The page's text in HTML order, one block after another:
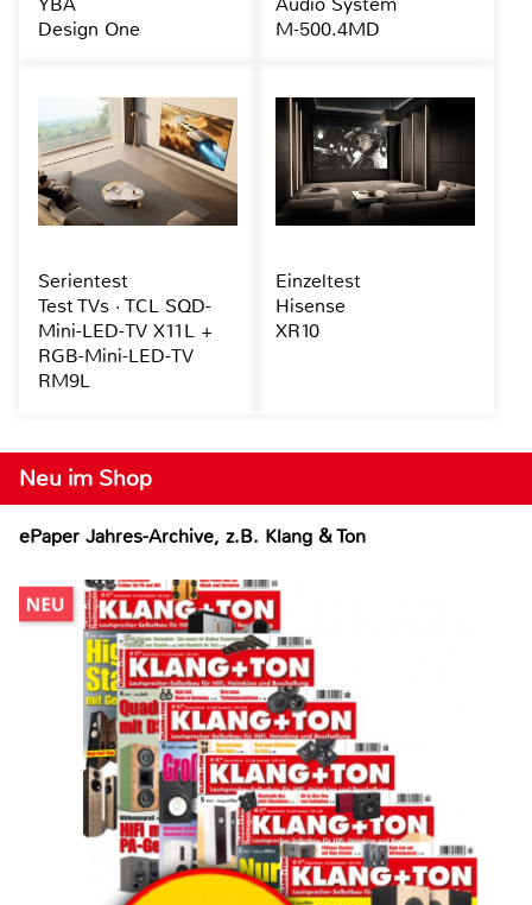
Neu im Shop
ePaper Jahres-Archive, z.B. Klang & Ton
Design One
M-500.4MD
Serientest
Test TVs · TCL SQD-
Mini-LED-TV X11L +
RGB-Mini-LED-TV
RM9L
Einzeltest
Hisense
XR10